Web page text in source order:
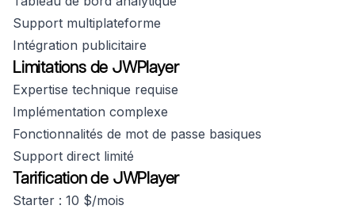
Support multiplateforme
Intégration publicitaire
Limitations de JWPlayer
Expertise technique requise
Implémentation complexe
Fonctionnalités de mot de passe basiques
Support direct limité
Tarification de JWPlayer
Starter : 10 $/mois